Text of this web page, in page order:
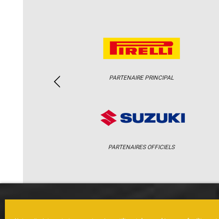
PARTENAIRE PRINCIPAL
PARTENAIRES OFFICIELS